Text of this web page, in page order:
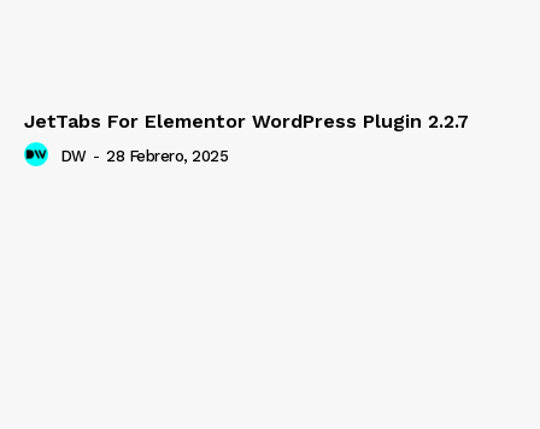
JetTabs For Elementor WordPress Plugin 2.2.7
DW - 28 Febrero, 2025